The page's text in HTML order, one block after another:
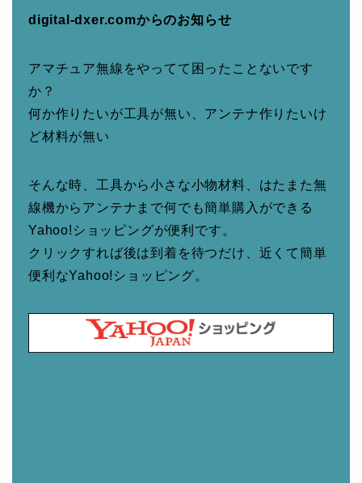
digital-dxer.comからのお知らせ
アマチュア無線をやってて困ったことないです
か？
何か作りたいが工具が無い、アンテナ作りたいけ
ど材料が無い
そんな時、工具から小さな小物材料、はたまた無
線機からアンテナまで何でも簡単購入ができる
Yahoo!ショッピングが便利です。
クリックすれば後は到着を待つだけ、近くて簡単
便利なYahoo!ショッピング。